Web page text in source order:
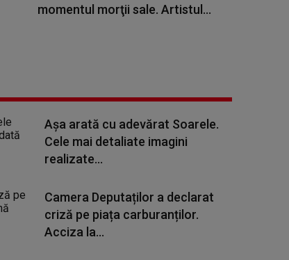
momentul morţii sale. Artistul...
Așa arată cu adevărat Soarele.
Cele mai detaliate imagini
realizate...
Camera Deputaților a declarat
criză pe piața carburanților.
Acciza la...